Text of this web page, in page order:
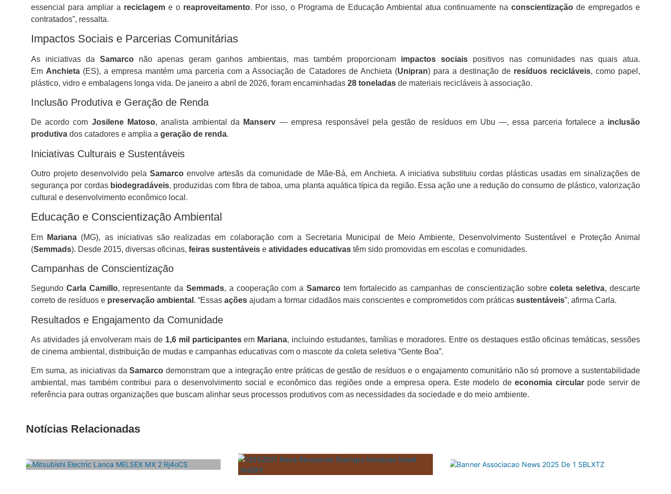
essencial para ampliar a reciclagem e o reaproveitamento. Por isso, o Programa de Educação Ambiental atua continuamente na conscientizaçãode empregados e
contratados”, ressalta.
Impactos Sociais e Parcerias Comunitárias
As iniciativas da Samarco não apenas geram ganhos ambientais, mas também proporcionam impactos sociais positivos nas comunidades nas quais atua.
Em Anchieta (ES), a empresa mantém uma parceria com a Associação de Catadores de Anchieta (Unipran) para a destinação de resíduos recicláveis, como papel,
plástico, vidro e embalagens longa vida. De janeiro a abril de 2026, foram encaminhadas 28 toneladas de materiais recicláveis à associação.
Inclusão Produtiva e Geração de Renda
De acordo com Josilene Matoso, analista ambiental da Manserv — empresa responsável pela gestão de resíduos em Ubu —, essa parceria fortalece a inclusão
produtiva dos catadores e amplia a geração de renda.
Iniciativas Culturais e Sustentáveis
Outro projeto desenvolvido pela Samarco envolve artesãs da comunidade de Mãe-Bá, em Anchieta. A iniciativa substituiu cordas plásticas usadas em sinalizações de
segurança por cordas biodegradáveis, produzidas com fibra de taboa, uma planta aquática típica da região. Essa ação une a redução do consumo de plástico, valorização
cultural e desenvolvimento econômico local.
Educação e Conscientização Ambiental
Em Mariana (MG), as iniciativas são realizadas em colaboração com a Secretaria Municipal de Meio Ambiente, Desenvolvimento Sustentável e Proteção Animal
(Semmads). Desde 2015, diversas oficinas, feiras sustentáveis e atividades educativas têm sido promovidas em escolas e comunidades.
Campanhas de Conscientização
Segundo Carla Camillo, representante daSemmads, a cooperação com aSamarco tem fortalecido as campanhas de conscientização sobrecoleta seletiva, descarte
correto de resíduos e preservação ambiental . “Essas ações ajudam a formar cidadãos mais conscientes e comprometidos com práticas sustentáveis”, afirma Carla.
Resultados e Engajamento da Comunidade
As atividades já envolveram mais de 1,6 mil participantesem Mariana, incluindo estudantes, famílias e moradores. Entre os destaques estão oficinas temáticas, sessões
de cinema ambiental, distribuição de mudas e campanhas educativas com o mascote da coleta seletiva “Gente Boa”.
Em suma, as iniciativas daSamarco demonstram que a integração entre práticas de gestão de resíduos e o engajamento comunitário não só promove a sustentabilidade
ambiental, mas também contribui para o desenvolvimento social e econômico das regiões onde a empresa opera. Este modelo deeconomia circularpode servir de
referência para outras organizações que buscam alinhar seus processos produtivos com as necessidades da sociedade e do meio ambiente.
Notícias Relacionadas